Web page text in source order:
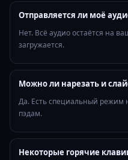
Отправляется ли моё
Нет. Всё аудио остаётся на
загружается.
Можно ли нарезать и
Да. Есть специальный режим
пэдам.
Некоторые горячие